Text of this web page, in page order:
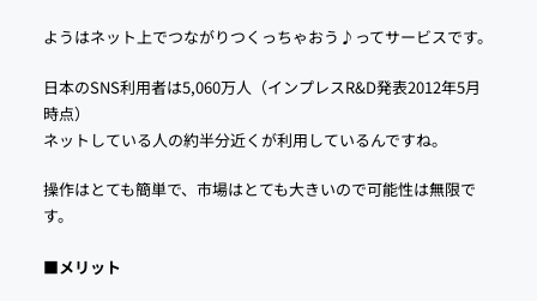
ようはネット上でつながりつくっちゃおう♪ってサービスです。
日本のSNS利用者は5,060万人（インプレスR&D発表2012年5月
時点）
ネットしている人の約半分近くが利用しているんですね。
操作はとても簡単で、市場はとても大きいので可能性は無限で
す。
■メリット